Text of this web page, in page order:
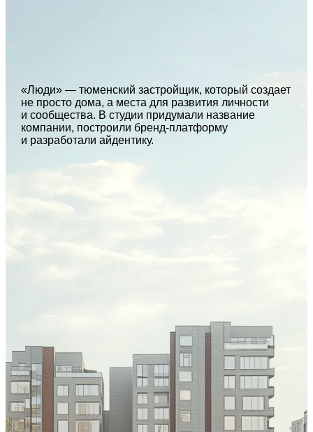
«Люди» — тюменский застройщик, который создает
не просто дома, а места для развития личности
и сообщества. В студии придумали название
компании, построили бренд-платформу
и разработали айдентику.